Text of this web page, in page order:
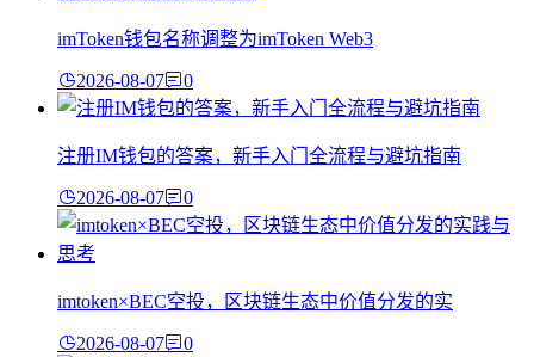
imToken钱包名称调整为imToken Web3
2026-08-07 0
注册IM钱包的答案，新手入门全流程与避坑指南
2026-08-07 0
imtoken×BEC空投，区块链生态中价值分发的实
2026-08-07 0